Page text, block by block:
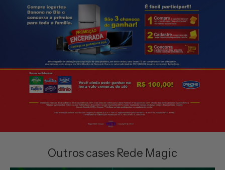
Outros cases Rede Magic